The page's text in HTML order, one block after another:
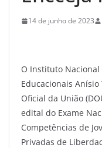
14 de junho de 2023
O Instituto Nacional
Educacionais Anísio
Oficial da União
edital do Exame
Competências de
Privadas de